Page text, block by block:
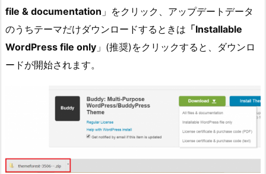
file & documentation 」をクリック、アップデートデータ
のうちテーマだけダウンロードするときは 「Installable
WordPress file only 」(推奨)をクリックすると、ダウンロ
ードが開始されます。